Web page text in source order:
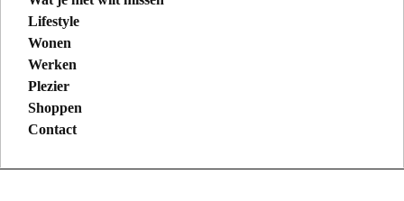
Lifestyle
Wonen
Werken
Plezier
Shoppen
Contact